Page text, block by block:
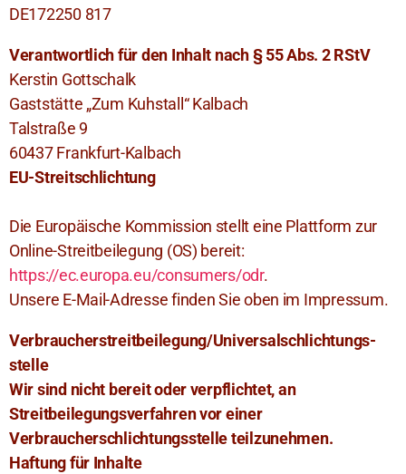
DE172250 817
Verantwortlich für den Inhalt nach § 55 Abs. 2 RStV
Kerstin Gottschalk
Gaststätte „Zum Kuhstall“ Kalbach
Talstraße 9
60437 Frankfurt-Kalbach
EU-Streitschlichtung
Die Europäische Kommission stellt eine Plattform zur
Online-Streitbeilegung (OS) bereit:
https://ec.europa.eu/consumers/odr.
Unsere E-Mail-Adresse finden Sie oben im Impressum.
Verbraucher­streit­beilegung/Universal­schlichtungs­
stelle
Wir sind nicht bereit oder verpflichtet, an
Streitbeilegungsverfahren vor einer
Verbraucherschlichtungsstelle teilzunehmen.
Haftung für Inhalte